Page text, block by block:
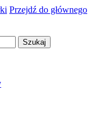
Przejdź do głównego